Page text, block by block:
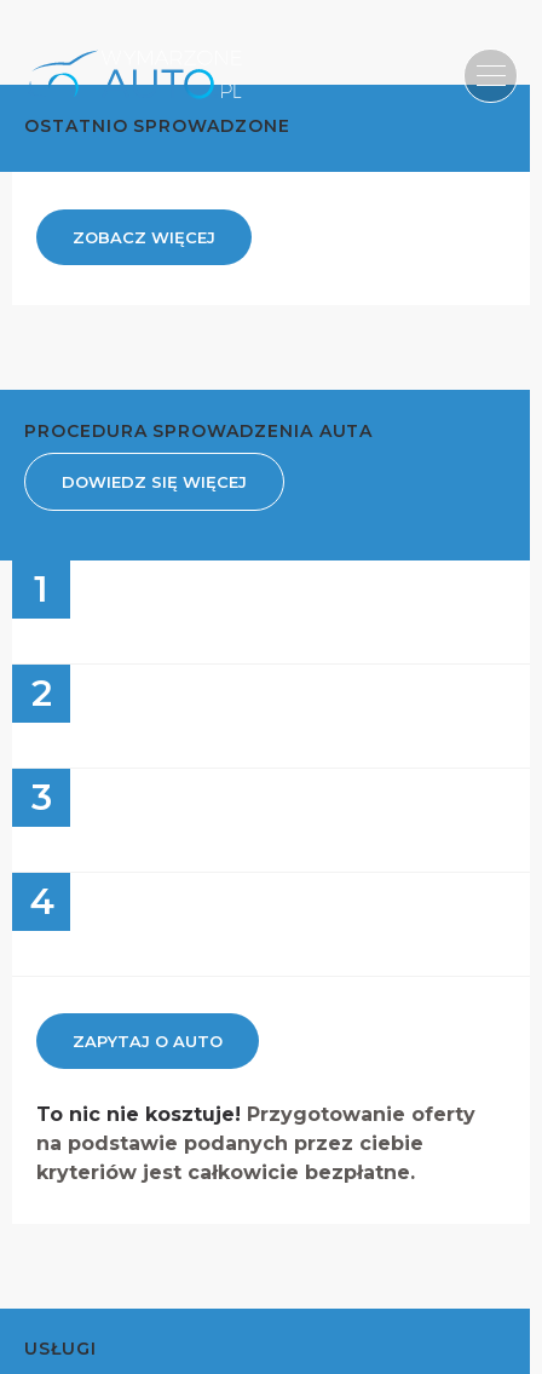
OSTATNIO SPROWADZONE
ZOBACZ WIĘCEJ
PROCEDURA SPROWADZENIA AUTA
DOWIEDZ SIĘ WIĘCEJ
1
2
3
4
ZAPYTAJ O AUTO
To nic nie kosztuje! Przygotowanie oferty
na podstawie podanych przez ciebie
kryteriów jest całkowicie bezpłatne.
USŁUGI